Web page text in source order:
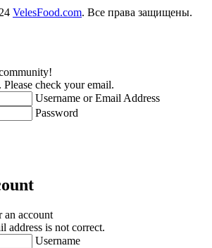
VelesFood.com. Все права защищены.
check your email.
Username or Email Address
Password
an account
address is not correct.
Username